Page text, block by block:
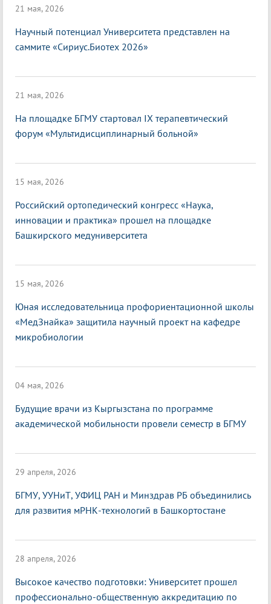
21 мая, 2026
Научный потенциал Университета представлен на
саммите «Сириус.Биотех 2026»
21 мая, 2026
На площадке БГМУ стартовал IX терапевтический
форум «Мультидисциплинарный больной»
15 мая, 2026
Российский ортопедический конгресс «Наука,
инновации и практика» прошел на площадке
Башкирского медуниверситета
15 мая, 2026
Юная исследовательница профориентационной школы
«МедЗнайка» защитила научный проект на кафедре
микробиологии
04 мая, 2026
Будущие врачи из Кыргызстана по программе
академической мобильности провели семестр в БГМУ
29 апреля, 2026
БГМУ, УУНиТ, УФИЦ РАН и Минздрав РБ объединились
для развития мРНК-технологий в Башкортостане
28 апреля, 2026
Высокое качество подготовки: Университет прошел
профессионально-общественную аккредитацию по